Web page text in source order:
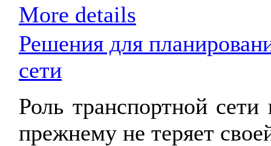
More details
Решения для
сети
Роль транспортной
прежнему не теряет